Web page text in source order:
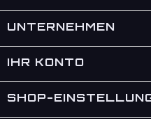
UNTERNEHMEN
IHR KONTO
SHOP-